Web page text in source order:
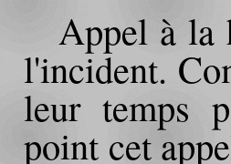
Appel à la
l'incident.
leur temps
point cet